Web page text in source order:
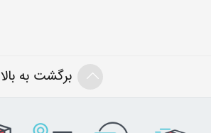
برگشت به بالا